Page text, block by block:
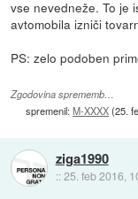
vse nevedneže. To je
avtomobila izniči
PS: zelo podoben
Zgodovina sprememb…
spremenil:M-XXXX(25.
ziga1990
::25. feb 2016,